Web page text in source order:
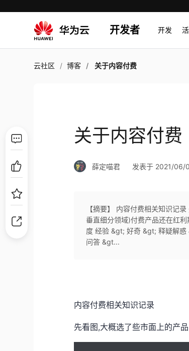
开发者 开发
云社区 博客 关于内容付费
关于内容付费
薛定喵君 发表于 2021/
【摘要】 内容付费相关知识记
垂直细分领域)付费产品还在红
度 经验 &gt; 好奇 &gt; 释疑解
问答 &gt...
内容付费相关知识记录
先看图,大概选了些市面上的产